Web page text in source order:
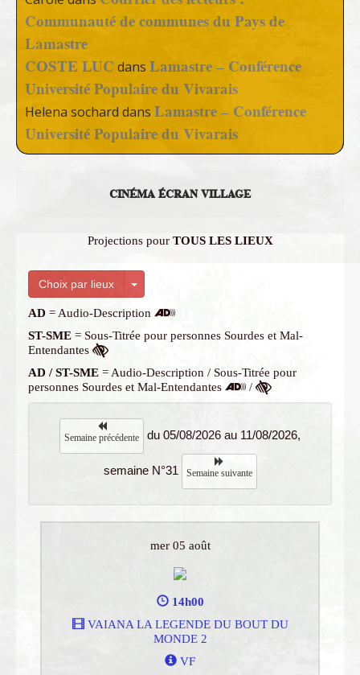
Communauté de communes du Pays de
Lamastre
COSTE LUC dans Lamastre – Conférence
Université Populaire du Vivarais
Helena sochard dans Lamastre – Conférence
Université Populaire du Vivarais
CINÉMA ÉCRAN VILLAGE